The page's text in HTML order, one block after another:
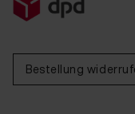
Bestellung